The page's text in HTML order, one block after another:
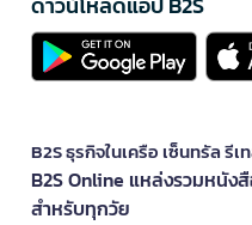
B2S ธุรกิจในเครือ เซ็นทรัล รี
B2S Online แหล่งรวมหนัง
สำหรับทุกวัย